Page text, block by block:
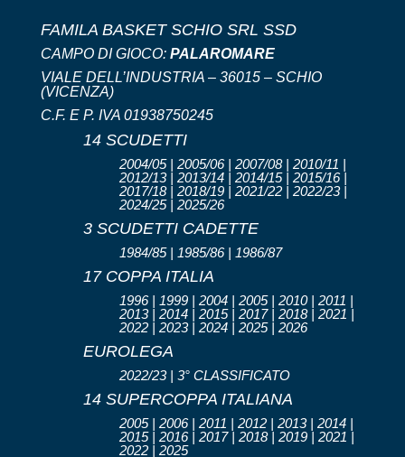
FAMILA BASKET SCHIO SRL SSD
CAMPO DI GIOCO: PALAROMARE
VIALE DELL’INDUSTRIA – 36015 – SCHIO
(VICENZA)
C.F. E P. IVA 01938750245
14 SCUDETTI
2004/05 | 2005/06 | 2007/08 | 2010/11 |
2012/13 | 2013/14 | 2014/15 | 2015/16 |
2017/18 | 2018/19 | 2021/22 | 2022/23 |
2024/25 | 2025/26
3 SCUDETTI CADETTE
1984/85 | 1985/86 | 1986/87
17 COPPA ITALIA
1996 | 1999 | 2004 | 2005 | 2010 | 2011 |
2013 | 2014 | 2015 | 2017 | 2018 | 2021 |
2022 | 2023 | 2024 | 2025 | 2026
EUROLEGA
2022/23 | 3° CLASSIFICATO
14 SUPERCOPPA ITALIANA
2005 | 2006 | 2011 | 2012 | 2013 | 2014 |
2015 | 2016 | 2017 | 2018 | 2019 | 2021 |
2022 | 2025